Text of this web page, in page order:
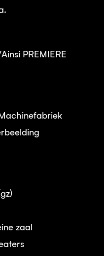
PREMIERE
zaal